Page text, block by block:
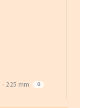
225 mm 0